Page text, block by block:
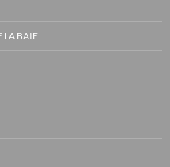
LA BAIE